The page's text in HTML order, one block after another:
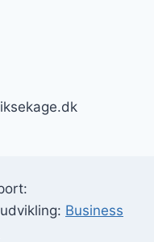
Business